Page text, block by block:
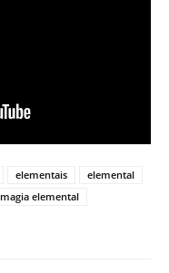
elementais
elemental
magia elemental